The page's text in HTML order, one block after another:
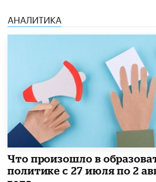
АНАЛИТИКА
​Что произошло в
политике с 27 июля по 2